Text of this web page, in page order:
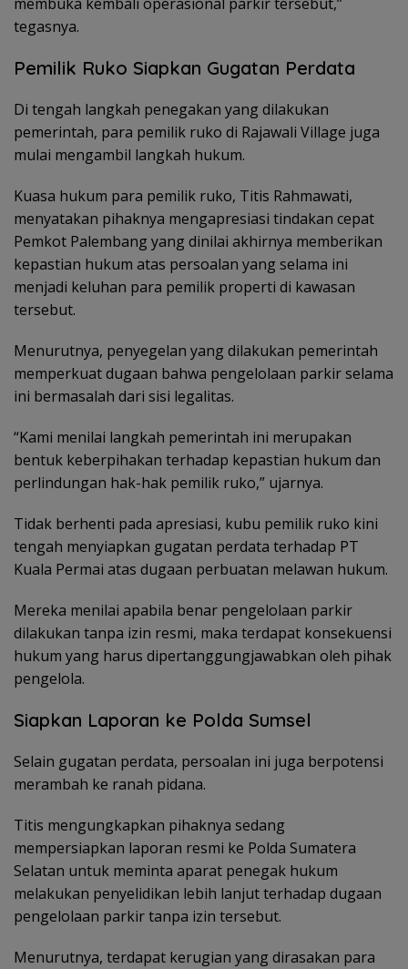
tegasnya.
Pemilik Ruko Siapkan Gugatan Perdata
Di tengah langkah penegakan yang dilakukan
pemerintah, para pemilik ruko di Rajawali Village juga
mulai mengambil langkah hukum.
Kuasa hukum para pemilik ruko, Titis Rahmawati,
menyatakan pihaknya mengapresiasi tindakan cepat
Pemkot Palembang yang dinilai akhirnya memberikan
kepastian hukum atas persoalan yang selama ini
menjadi keluhan para pemilik properti di kawasan
tersebut.
Menurutnya, penyegelan yang dilakukan pemerintah
memperkuat dugaan bahwa pengelolaan parkir selama
ini bermasalah dari sisi legalitas.
“Kami menilai langkah pemerintah ini merupakan
bentuk keberpihakan terhadap kepastian hukum dan
perlindungan hak-hak pemilik ruko,” ujarnya.
Tidak berhenti pada apresiasi, kubu pemilik ruko kini
tengah menyiapkan gugatan perdata terhadap PT
Kuala Permai atas dugaan perbuatan melawan hukum.
Mereka menilai apabila benar pengelolaan parkir
dilakukan tanpa izin resmi, maka terdapat konsekuensi
hukum yang harus dipertanggungjawabkan oleh pihak
pengelola.
Siapkan Laporan ke Polda Sumsel
Selain gugatan perdata, persoalan ini juga berpotensi
merambah ke ranah pidana.
Titis mengungkapkan pihaknya sedang
mempersiapkan laporan resmi ke Polda Sumatera
Selatan untuk meminta aparat penegak hukum
melakukan penyelidikan lebih lanjut terhadap dugaan
pengelolaan parkir tanpa izin tersebut.
Menurutnya, terdapat kerugian yang dirasakan para